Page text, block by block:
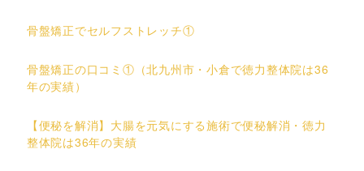
骨盤矯正でセルフストレッチ①
骨盤矯正の口コミ①（北九州市・小倉で徳力整体院は36
年の実績）
【便秘を解消】大腸を元気にする施術で便秘解消・徳力
整体院は36年の実績